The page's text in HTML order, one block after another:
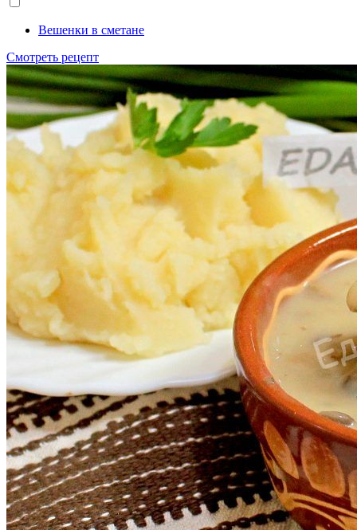
Вешенки в сметане
Смотреть рецепт